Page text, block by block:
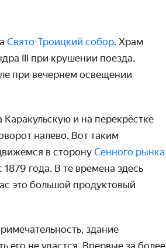
Свято-Троицкий собор. Храм
III при крушении поезда.
при вечернем освещении
и на перекрёстке
налево. Вот таким
в сторону Сенного рынка
года. В те времена здесь
это большой продуктовый
здание
его не удастся. Впервые за более